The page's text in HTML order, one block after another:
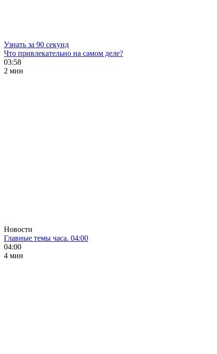
Узнать за 90 секунд
Что привлекательно на самом деле?
03:58
2 мин
Новости
Главные темы часа. 04:00
04:00
4 мин